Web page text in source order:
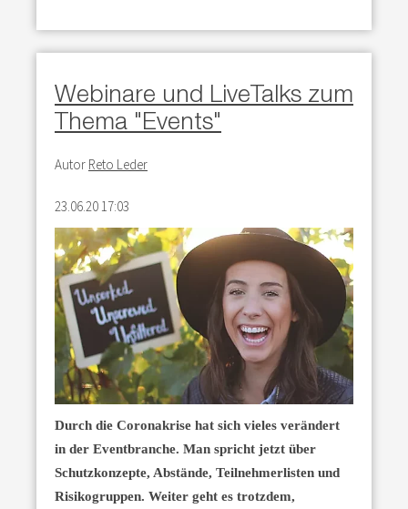
Webinare und LiveTalks zum
Thema "Events"
Autor Reto Leder
23.06.20 17:03
Durch die Coronakrise hat sich vieles verändert
in der Eventbranche. Man spricht jetzt über
Schutzkonzepte, Abstände, Teilnehmerlisten und
Risikogruppen. Weiter geht es trotzdem,